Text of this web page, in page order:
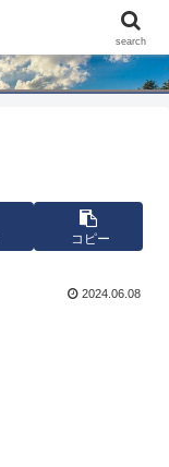
コピー
2024.06.08
search